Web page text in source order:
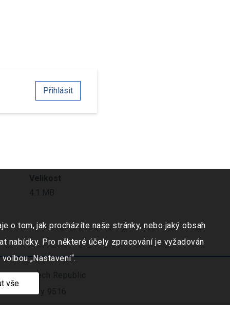
Přihlásit
Velikost
4.1 MB
Czech Republic
vložky 9516
o tom, jak procházíte naše stránky, nebo jaký obsah
nabídky. Pro některé účely zpracování je vyžadován
„Nastavení“.
vše